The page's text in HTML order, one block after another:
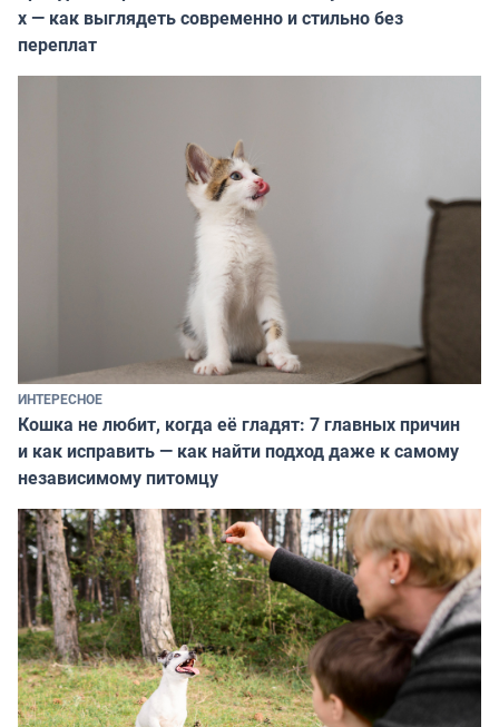
х — как выглядеть современно и стильно без
переплат
ИНТЕРЕСНОЕ
Кошка не любит, когда её гладят: 7 главных причин
и как исправить — как найти подход даже к самому
независимому питомцу